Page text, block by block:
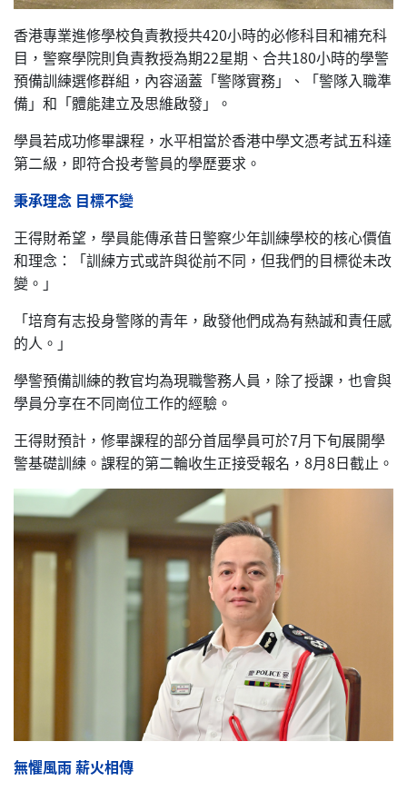
香港專業進修學校負責教授共420小時的必修科目和補充科
目，警察學院則負責教授為期22星期、合共180小時的學警
預備訓練選修群組，內容涵蓋「警隊實務」、「警隊入職準
備」和「體能建立及思維啟發」。
學員若成功修畢課程，水平相當於香港中學文憑考試五科達
第二級，即符合投考警員的學歷要求。
秉承理念 目標不變
王得財希望，學員能傳承昔日警察少年訓練學校的核心價值
和理念：「訓練方式或許與從前不同，但我們的目標從未改
變。」
「培育有志投身警隊的青年，啟發他們成為有熱誠和責任感
的人。」
學警預備訓練的教官均為現職警務人員，除了授課，也會與
學員分享在不同崗位工作的經驗。
王得財預計，修畢課程的部分首屆學員可於7月下旬展開學
警基礎訓練。課程的第二輪收生正接受報名，8月8日截止。
無懼風雨 薪火相傳